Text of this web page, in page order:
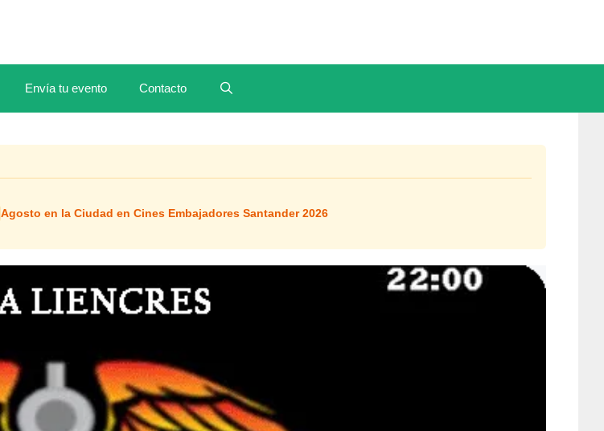
Envía tu evento Contacto
Agosto en la Ciudad en Cines Embajadores Santander 2026